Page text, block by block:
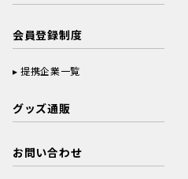
会員登録制度
提携企業一覧
グッズ通販
お問い合わせ